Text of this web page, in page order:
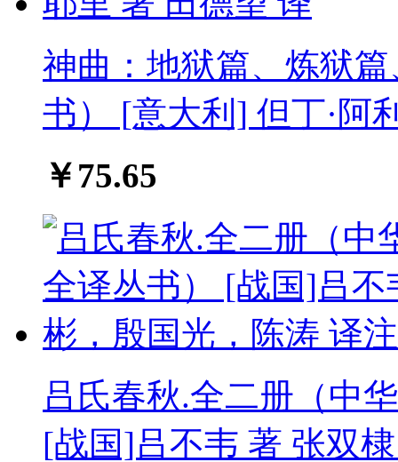
神曲：地狱篇、炼狱
书） [意大利] 但丁·阿
￥75.65
吕氏春秋.全二册（中
[战国]吕不韦 著 张双